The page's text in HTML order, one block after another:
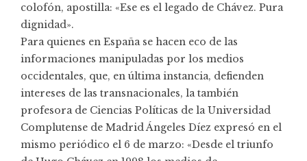
colofón, apostilla: «Ese es el legado de Chávez. Pura
dignidad».
Para quienes en España se hacen eco de las
informaciones manipuladas por los medios
occidentales, que, en última instancia, defienden
intereses de las transnacionales, la también
profesora de Ciencias Políticas de la Universidad
Complutense de MadridÁngeles Díez expresó en el
mismo periódico el 6 de marzo: «Desde el triunfo